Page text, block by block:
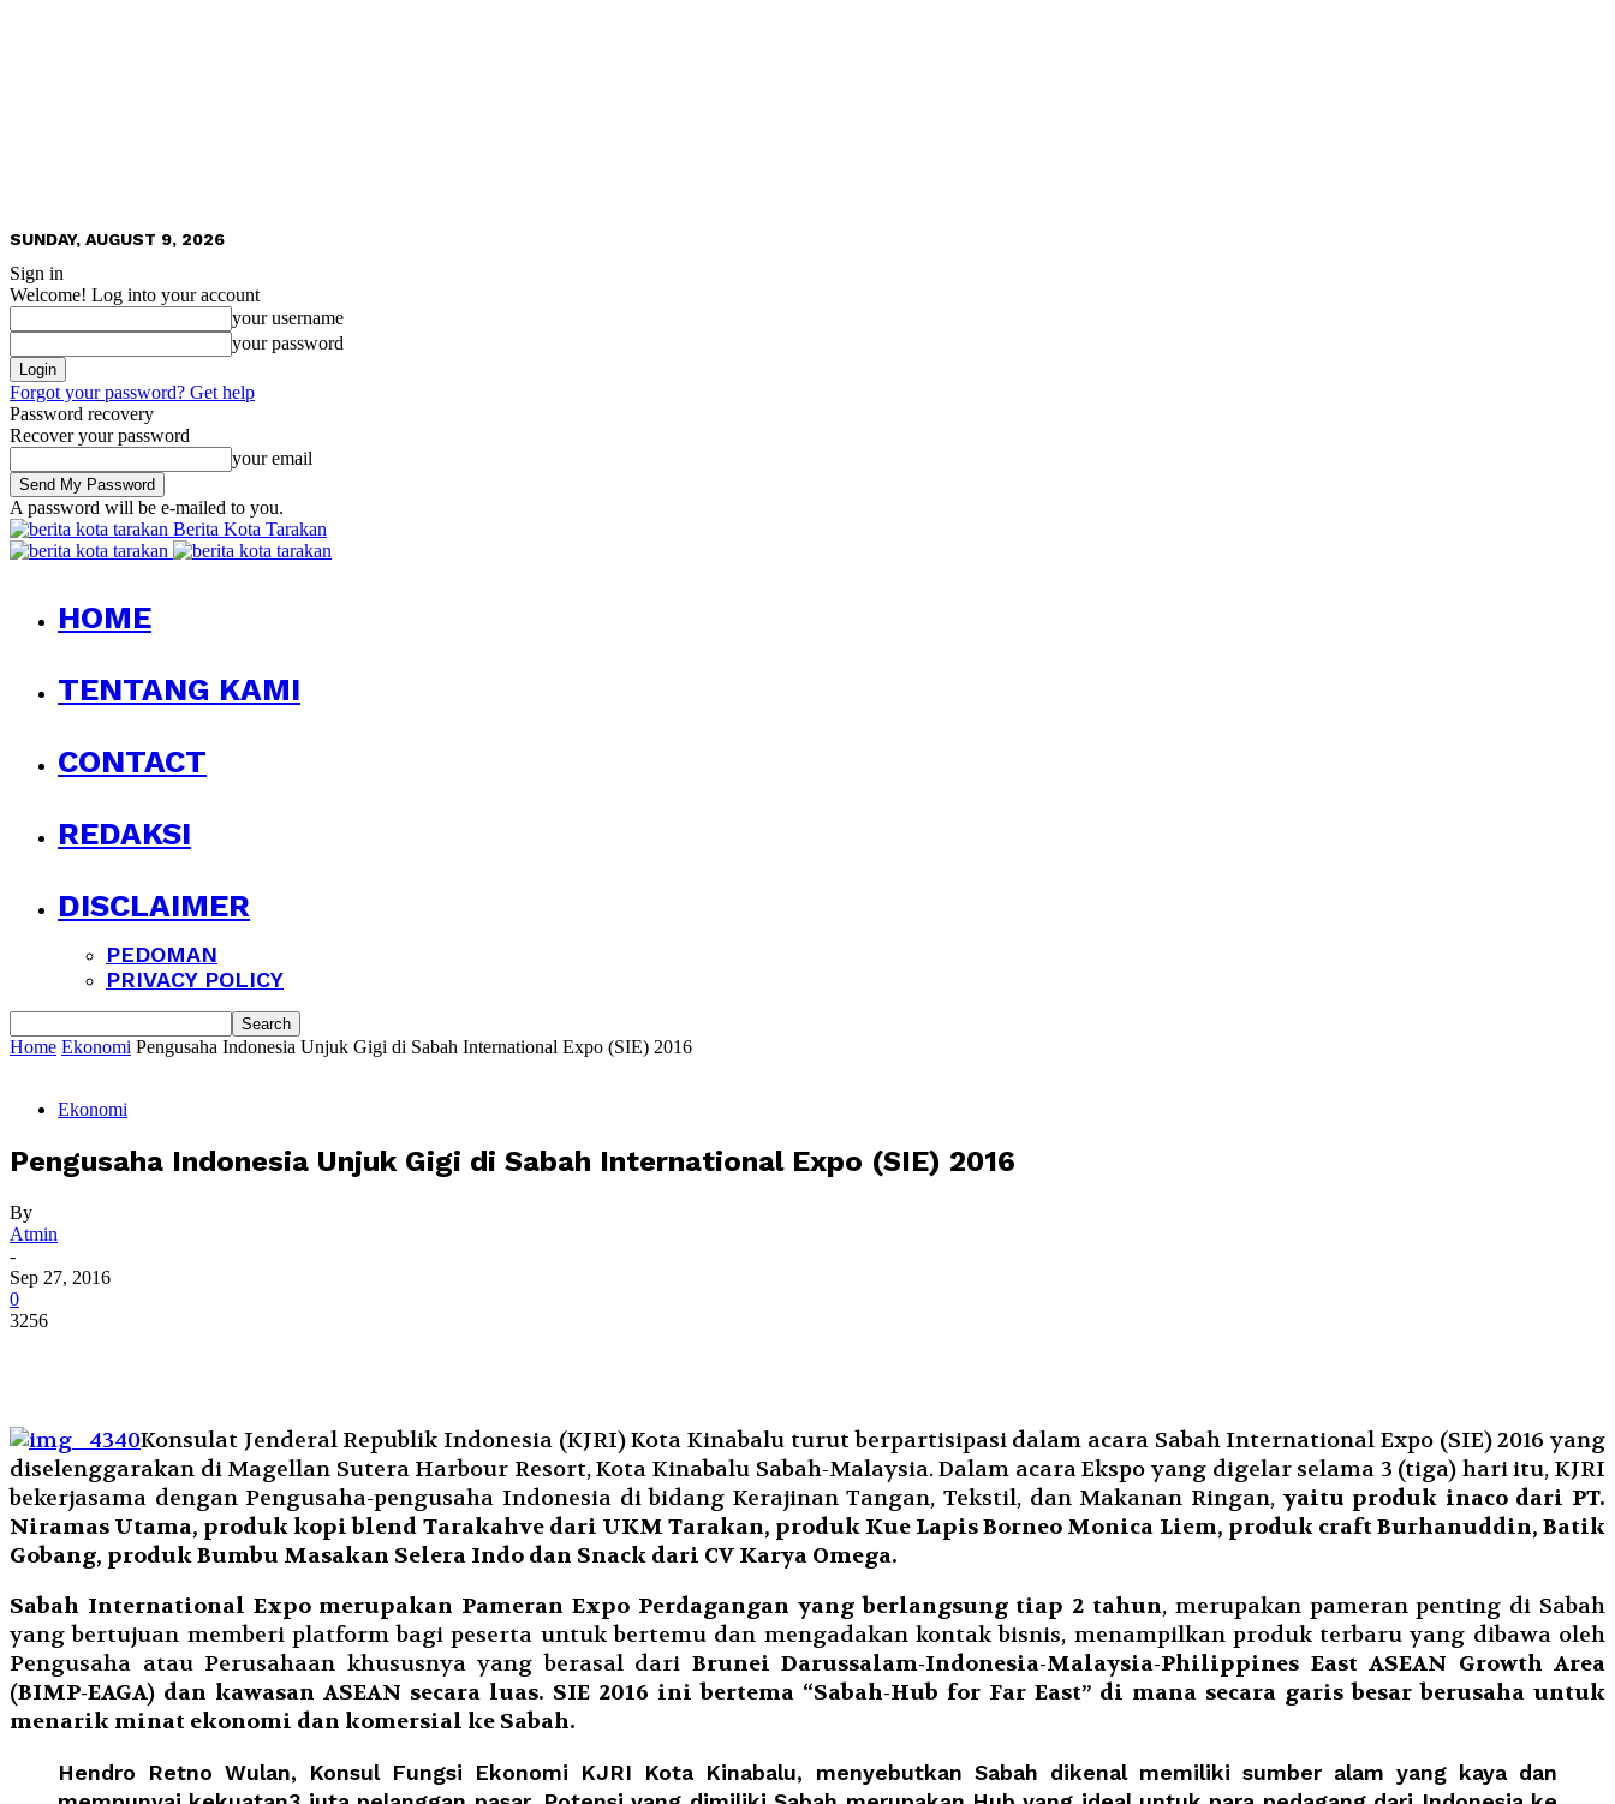
SUNDAY, AUGUST 9, 2026
Sign in
Welcome! Log into your account
your username
your password
Forgot your password? Get help
Password recovery
Recover your password
your email
A password will be e-mailed to you.
Berita Kota Tarakan
HOME
TENTANG KAMI
CONTACT
REDAKSI
DISCLAIMER
PEDOMAN
PRIVACY POLICY
Home Ekonomi Pengusaha Indonesia Unjuk Gigi di Sabah International Expo (SIE) 2016
Ekonomi
Pengusaha Indonesia Unjuk Gigi di Sabah International Expo (SIE) 2016
By
Atmin
-
Sep 27, 2016
0
3256
Konsulat Jenderal Republik Indonesia (KJRI) Kota Kinabalu turut berpartisipasi dalam acara Sabah International Expo (SIE) 2016 yang
diselenggarakan di Magellan Sutera Harbour Resort, Kota Kinabalu Sabah-Malaysia. Dalam acara Ekspo yang digelar selama 3 (tiga) hari itu, KJRI
bekerjasama dengan Pengusaha-pengusaha Indonesia di bidang Kerajinan Tangan, Tekstil, dan Makanan Ringan, yaitu produk inaco dari PT.
Niramas Utama, produk kopi blend Tarakahve dari UKM Tarakan, produk Kue Lapis Borneo Monica Liem, produk craft Burhanuddin, Batik
Gobang, produk Bumbu Masakan Selera Indo dan Snack dari CV Karya Omega.
Sabah International Expo merupakan Pameran Expo Perdagangan yang berlangsung tiap 2 tahun, merupakan pameran penting di Sabah
yang bertujuan memberi platform bagi peserta untuk bertemu dan mengadakan kontak bisnis, menampilkan produk terbaru yang dibawa oleh
Pengusaha atau Perusahaan khususnya yang berasal dari Brunei Darussalam-Indonesia-Malaysia-Philippines East ASEAN Growth Area
(BIMP-EAGA) dan kawasan ASEAN secara luas. SIE 2016 ini bertema “Sabah-Hub for Far East” di mana secara garis besar berusaha untuk
menarik minat ekonomi dan komersial ke Sabah.
Hendro Retno Wulan, Konsul Fungsi Ekonomi KJRI Kota Kinabalu, menyebutkan Sabah dikenal memiliki sumber alam yang kaya dan